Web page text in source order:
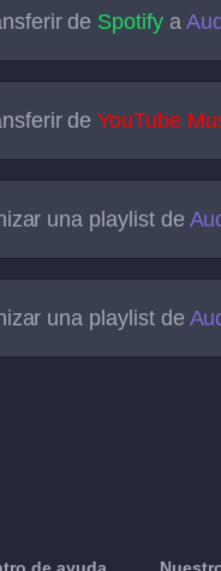
de Spotifya
deYouTube
una playlist de
una playlist de